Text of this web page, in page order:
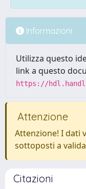
Informazioni
Utilizza questo
link a questo
https://
Attenzione
Attenzione! I dati
sottoposti a
Citazioni